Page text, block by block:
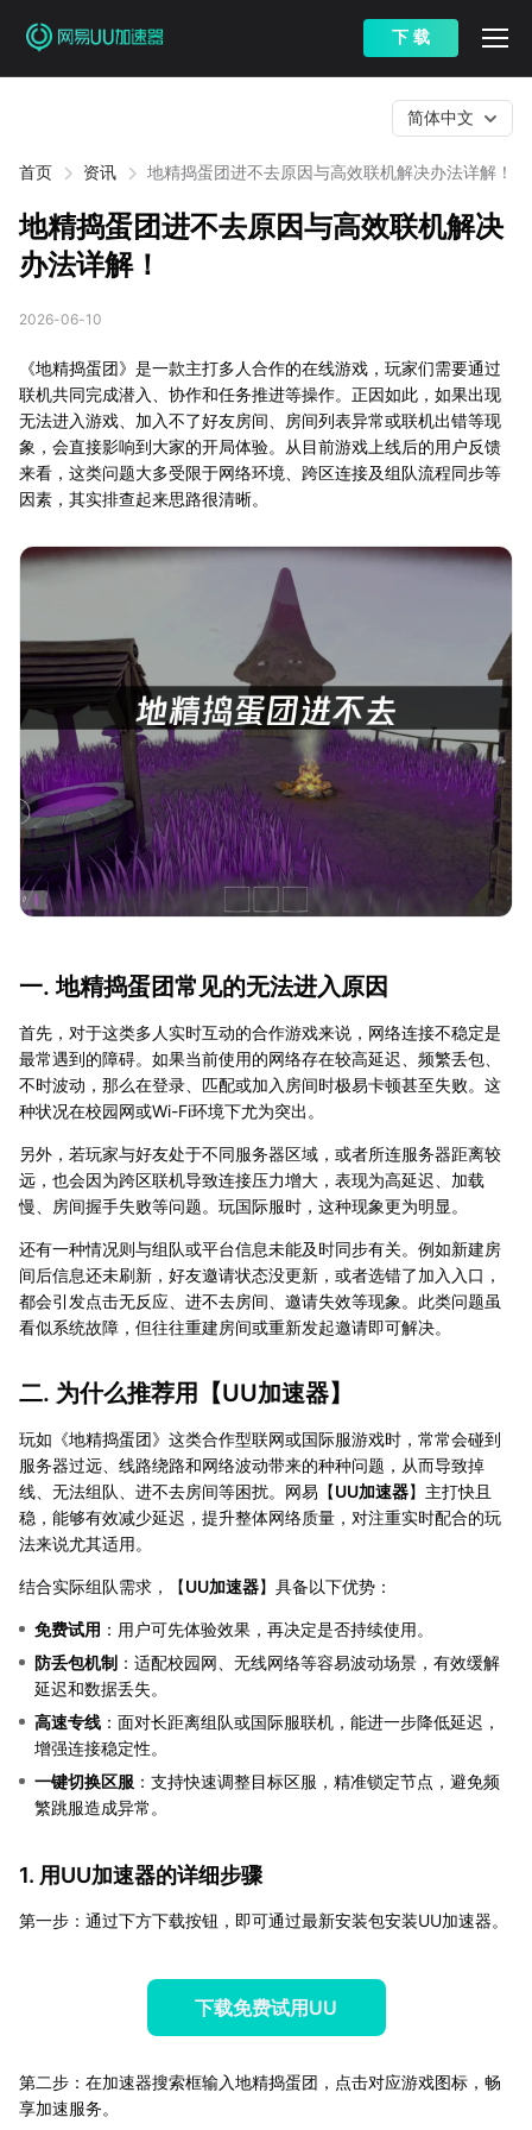
下 载
首页 资讯 地精捣蛋团进不去原因与高效联机解决办法详解！
简体中文
地精捣蛋团进不去原因与高效联机解决
办法详解！
2026-06-10
《地精捣蛋团》是一款主打多人合作的在线游戏，玩家们需要通过
联机共同完成潜入、协作和任务推进等操作。正因如此，如果出现
无法进入游戏、加入不了好友房间、房间列表异常或联机出错等现
象，会直接影响到大家的开局体验。从目前游戏上线后的用户反馈
来看，这类问题大多受限于网络环境、跨区连接及组队流程同步等
因素，其实排查起来思路很清晰。
一. 地精捣蛋团常见的无法进入原因
首先，对于这类多人实时互动的合作游戏来说，网络连接不稳定是
最常遇到的障碍。如果当前使用的网络存在较高延迟、频繁丢包、
不时波动，那么在登录、匹配或加入房间时极易卡顿甚至失败。这
种状况在校园网或Wi-Fi环境下尤为突出。
另外，若玩家与好友处于不同服务器区域，或者所连服务器距离较
远，也会因为跨区联机导致连接压力增大，表现为高延迟、加载
慢、房间握手失败等问题。玩国际服时，这种现象更为明显。
还有一种情况则与组队或平台信息未能及时同步有关。例如新建房
间后信息还未刷新，好友邀请状态没更新，或者选错了加入入口，
都会引发点击无反应、进不去房间、邀请失效等现象。此类问题虽
看似系统故障，但往往重建房间或重新发起邀请即可解决。
二. 为什么推荐用【UU加速器】
玩如《地精捣蛋团》这类合作型联网或国际服游戏时，常常会碰到
服务器过远、线路绕路和网络波动带来的种种问题，从而导致掉
线、无法组队、进不去房间等困扰。网易【UU加速器】主打快且
稳，能够有效减少延迟，提升整体网络质量，对注重实时配合的玩
法来说尤其适用。
结合实际组队需求，【UU加速器】具备以下优势：
免费试用 ：用户可先体验效果，再决定是否持续使用。
防丢包机制 ：适配校园网、无线网络等容易波动场景，有效缓解
延迟和数据丢失。
高速专线 ：面对长距离组队或国际服联机，能进一步降低延迟，
增强连接稳定性。
一键切换区服 ：支持快速调整目标区服，精准锁定节点，避免频
繁跳服造成异常。
1. 用UU加速器的详细步骤
第一步：通过下方下载按钮，即可通过最新安装包安装UU加速器。
下载免费试用UU
第二步：在加速器搜索框输入地精捣蛋团，点击对应游戏图标，畅
享加速服务。